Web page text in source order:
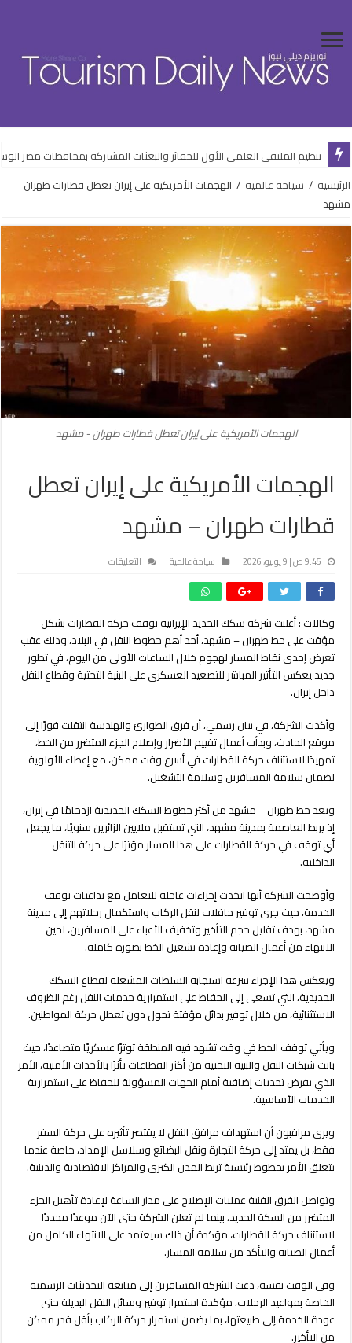
تنظيم الملتقى العلمي الأول للحفائر والبعثات المشتركة بمحافظات مصر
الرئيسية / سياحة عالمية / الهجمات الأمريكية على إيران تعطل قطارات طهران –
مشهد
الهجمات الأمريكية على إيران تعطل قطارات طهران - مشهد
الهجمات الأمريكية على إيران تعطل
قطارات طهران – مشهد
9:45 ص | 9 يوليو، 2026 سياحة عالمية التعليقات
إيران
تعطل
قطارات
طهران
وكالات : أعلنت شركة سكك الحديد الإيرانية توقف حركة القطارات بشكل
مؤقت على خط طهران – مشهد، أحد أهم خطوط النقل في البلاد، وذلك عقب
تعرض إحدى نقاط المسار لهجوم خلال الساعات الأولى من اليوم، في تطور
جديد يعكس التأثير المباشر للتصعيد العسكري على البنية التحتية وقطاع النقل
داخل إيران.
وأكدت الشركة، في بيان رسمي، أن فرق الطوارئ والهندسة انتقلت فورًا إلى
موقع الحادث، وبدأت أعمال تقييم الأضرار وإصلاح الجزء المتضرر من الخط،
تمهيدًا لاستئناف حركة القطارات في أسرع وقت ممكن، مع إعطاء الأولوية
لضمان سلامة المسافرين وسلامة التشغيل.
ويعد خط طهران – مشهد من أكثر خطوط السكك الحديدية ازدحامًا في إيران،
إذ يربط العاصمة بمدينة مشهد، التي تستقبل ملايين الزائرين سنويًا، ما يجعل
أي توقف في حركة القطارات على هذا المسار مؤثرًا على حركة التنقل
الداخلية.
وأوضحت الشركة أنها اتخذت إجراءات عاجلة للتعامل مع تداعيات توقف
الخدمة، حيث جرى توفير حافلات لنقل الركاب واستكمال رحلاتهم إلى مدينة
مشهد، بهدف تقليل حجم التأخير وتخفيف الأعباء على المسافرين، لحين
الانتهاء من أعمال الصيانة وإعادة تشغيل الخط بصورة كاملة.
ويعكس هذا الإجراء سرعة استجابة السلطات المشغلة لقطاع السكك
الحديدية، التي تسعى إلى الحفاظ على استمرارية خدمات النقل رغم الظروف
الاستثنائية، من خلال توفير بدائل مؤقتة تحول دون تعطل حركة المواطنين.
ويأتي توقف الخط في وقت تشهد فيه المنطقة توترًا عسكريًا متصاعدًا، حيث
باتت شبكات النقل والبنية التحتية من أكثر القطاعات تأثرًا بالأحداث الأمنية، الأمر
الذي يفرض تحديات إضافية أمام الجهات المسؤولة للحفاظ على استمرارية
الخدمات الأساسية.
ويرى مراقبون أن استهداف مرافق النقل لا يقتصر تأثيره على حركة السفر
فقط، بل يمتد إلى حركة التجارة ونقل البضائع وسلاسل الإمداد، خاصة عندما
يتعلق الأمر بخطوط رئيسية تربط المدن الكبرى والمراكز الاقتصادية والدينية.
وتواصل الفرق الفنية عمليات الإصلاح على مدار الساعة لإعادة تأهيل الجزء
المتضرر من السكة الحديد، بينما لم تعلن الشركة حتى الآن موعدًا محددًا
لاستئناف حركة القطارات، مؤكدة أن ذلك سيعتمد على الانتهاء الكامل من
أعمال الصيانة والتأكد من سلامة المسار.
وفي الوقت نفسه، دعت الشركة المسافرين إلى متابعة التحديثات الرسمية
الخاصة بمواعيد الرحلات، مؤكدة استمرار توفير وسائل النقل البديلة حتى
عودة الخدمة إلى طبيعتها، بما يضمن استمرار حركة الركاب بأقل قدر ممكن
من التأخير.